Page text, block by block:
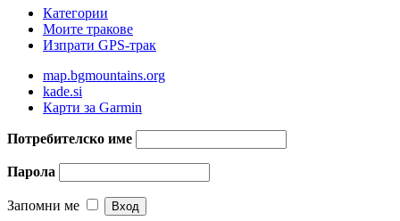
Категории
Моите тракове
Изпрати GPS-трак
map.bgmountains.org
kade.si
Карти за Garmin
Потребителско име
Парола
Запомни ме